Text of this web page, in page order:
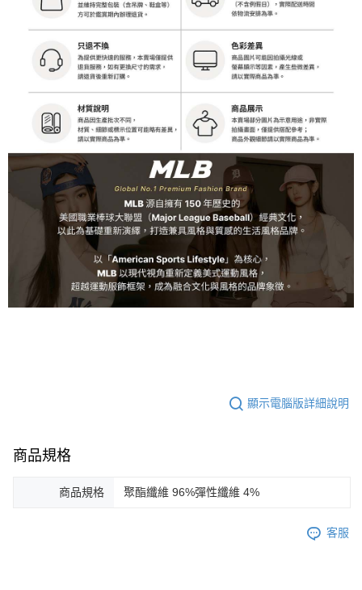
顯示電腦版詳細說明
商品規格
商品規格 聚酯纖維 96%彈性纖維 4%
客服